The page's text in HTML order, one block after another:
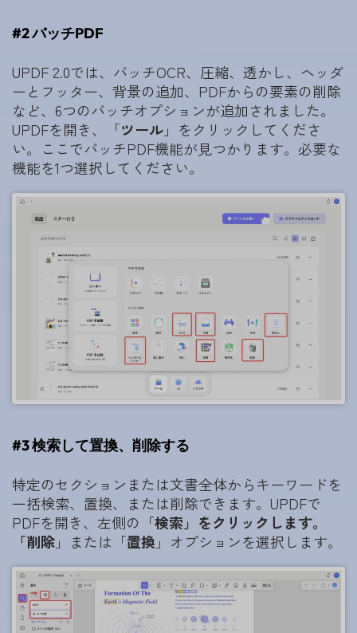
#2 バッチPDF
UPDF 2.0では、バッチOCR、圧縮、透かし、ヘッダ
ーとフッター、背景の追加、PDFからの要素の削除
など、6つのバッチオプションが追加されました。
UPDFを開き、「ツール」をクリックしてくださ
い。ここでバッチPDF機能が見つかります。必要な
機能を1つ選択してください。
#3 検索して置換、削除する
特定のセクションまたは文書全体からキーワードを
一括検索、置換、または削除できます。UPDFで
PDFを開き、左側の「検索」をクリックします。
「削除」または「置換 」オプションを選択します。